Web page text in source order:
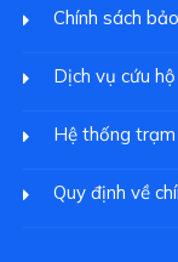
Chính sách
Dịch vụ cứu
Hệ thống
Quy định về